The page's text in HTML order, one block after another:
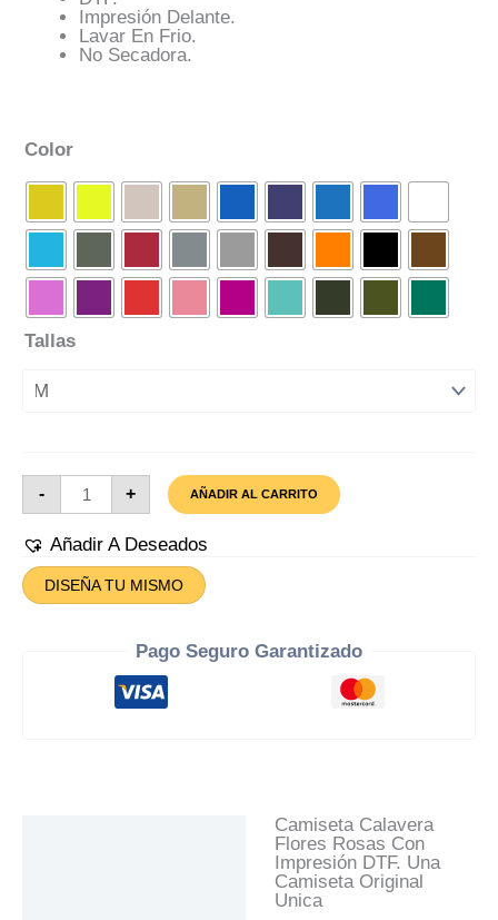
Impresión Delante.
Lavar En Frio.
No Secadora.
Color
Tallas
-
Camiseta
Calavera
Flores
Rosas
+ AÑADIR AL CARRITO
Añadir A Deseados
DISEÑA TU MISMO
Pago Seguro Garantizado
Camiseta Calavera
Flores Rosas Con
Impresión DTF. Una
Camiseta Original
Unica